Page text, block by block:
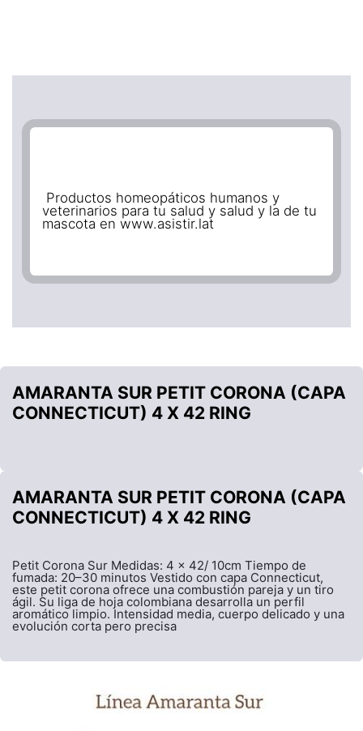
Productos homeopáticos humanos y
veterinarios para tu salud y salud y la de tu
mascota en www.asistir.lat
AMARANTA SUR PETIT CORONA (CAPA
CONNECTICUT) 4 X 42 RING
AMARANTA SUR PETIT CORONA (CAPA
CONNECTICUT) 4 X 42 RING
Petit Corona Sur Medidas: 4 x 42/ 10cm Tiempo de
fumada: 20–30 minutos Vestido con capa Connecticut,
este petit corona ofrece una combustión pareja y un tiro
ágil. Su liga de hoja colombiana desarrolla un perfil
aromático limpio. Intensidad media, cuerpo delicado y una
evolución corta pero precisa